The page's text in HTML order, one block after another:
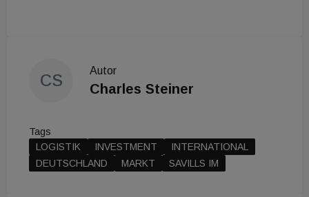
CS
Autor
Charles Steiner
Tags
LOGISTIK
INVESTMENT
INTERNATIONAL
DEUTSCHLAND
MARKT SAVILLS IM